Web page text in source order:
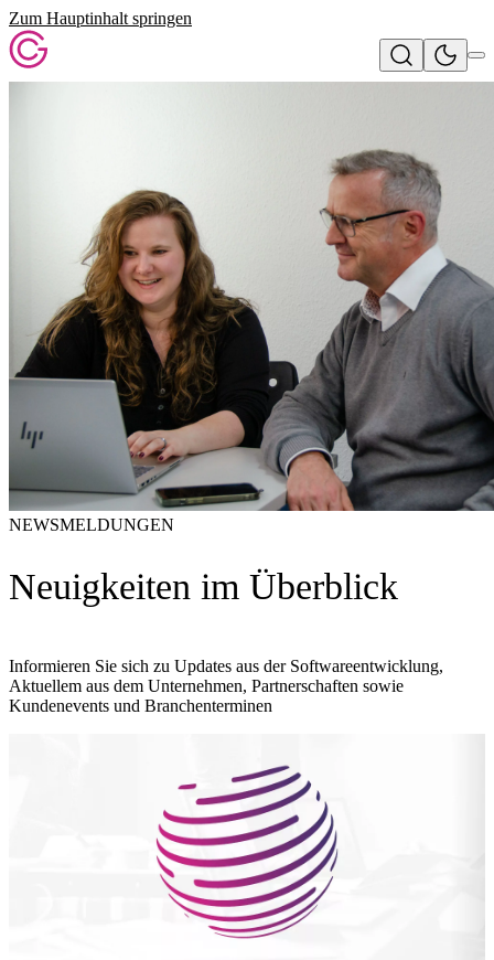
Zum Hauptinhalt springen
NEWSMELDUNGEN
Neuigkeiten im Überblick
Informieren Sie sich zu Updates aus der Softwareentwicklung,
Aktuellem aus dem Unternehmen, Partnerschaften sowie
Kundenevents und Branchenterminen